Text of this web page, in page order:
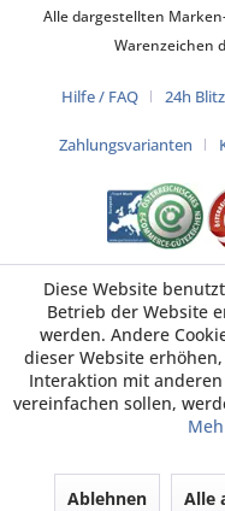
Alle dargestellten
Warenzeichen
Hilfe / FAQ 24h
Zahlungsvarianten
Diese Website
Betrieb der Website
werden. Andere
dieser Website
Interaktion mit
vereinfachen sollen,
Ablehnen Alle